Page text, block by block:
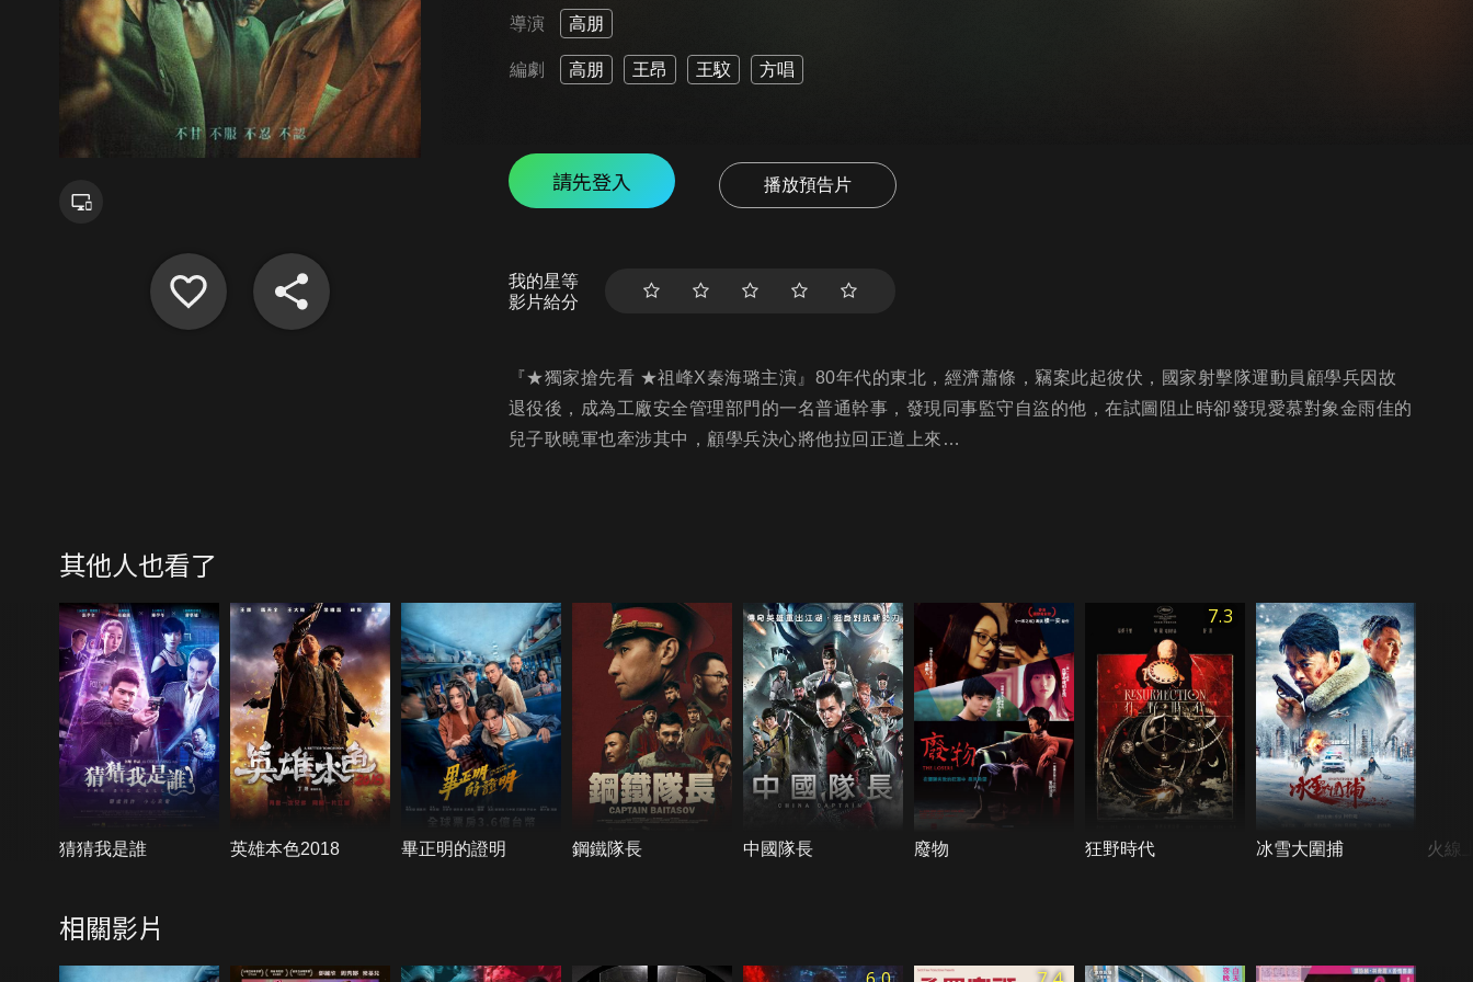
導演 高朋
編劇 高朋 王昂 王馼 方唱
請先登入 播放預告片
我的星等
影片給分
『★獨家搶先看 ★祖峰X秦海璐主演』80年代的東北，經濟蕭條，竊案此起彼伏，國家射擊隊運動員顧學兵因故
退役後，成為工廠安全管理部門的一名普通幹事，發現同事監守自盜的他，在試圖阻止時卻發現愛慕對象金雨佳的
兒子耿曉軍也牽涉其中，顧學兵決心將他拉回正道上來…
其他人也看了
猜猜我是誰 英雄本色2018 畢正明的證明 鋼鐵隊長 中國隊長 廢物
7.3
狂野時代 冰雪大圍捕 火線
相關影片